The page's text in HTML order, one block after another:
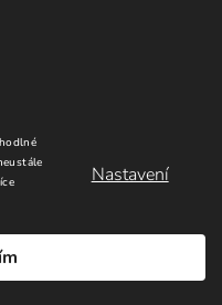
Nastavení
cookies